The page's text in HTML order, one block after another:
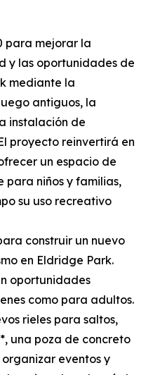
para mejorar la
y las oportunidades de
mediante la
antiguos, la
instalación de
proyecto reinvertirá en
un espacio de
para niños y familias,
su uso recreativo
construir un nuevo
en Eldridge Park.
oportunidades
como para adultos.
rieles para saltos,
una poza de concreto
eventos y